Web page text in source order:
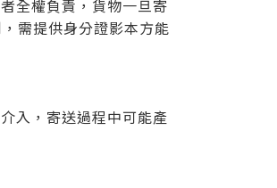
全權負責，貨物一旦寄
需提供身分證影本方能
入，寄送過程中可能產